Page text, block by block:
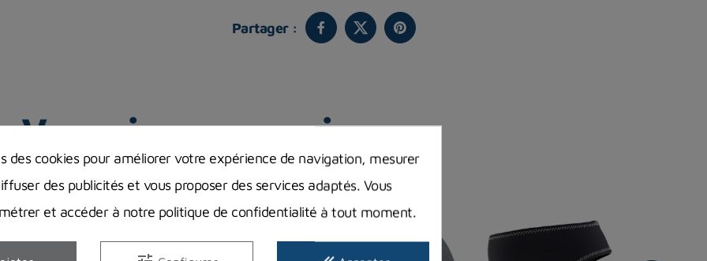
Partager :
Vous aimerez aussi
des cookies pour améliorer votre expérience de navigation, mesurer
des publicités et vous proposer des services adaptés. Vous
et accéder à notre politique de confidentialité à tout moment.